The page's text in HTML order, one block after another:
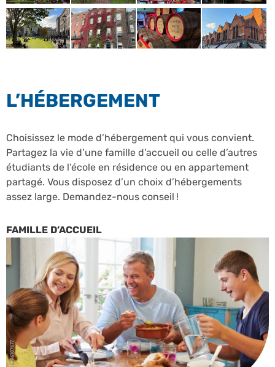
L’HÉBERGEMENT
Choisissez le mode d’hébergement qui vous convient.
Partagez la vie d’une famille d’accueil ou celle d’autres
étudiants de l’école en résidence ou en appartement
partagé. Vous disposez d’un choix d’hébergements
assez large. Demandez-nous conseil !
FAMILLE D’ACCUEIL